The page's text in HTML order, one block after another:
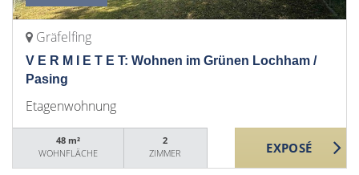
Gräfelfing
V E R M I E T E T: Wohnen im Grünen Lochham /
Pasing
Etagenwohnung
48 m²
WOHNFLÄCHE
2
ZIMMER